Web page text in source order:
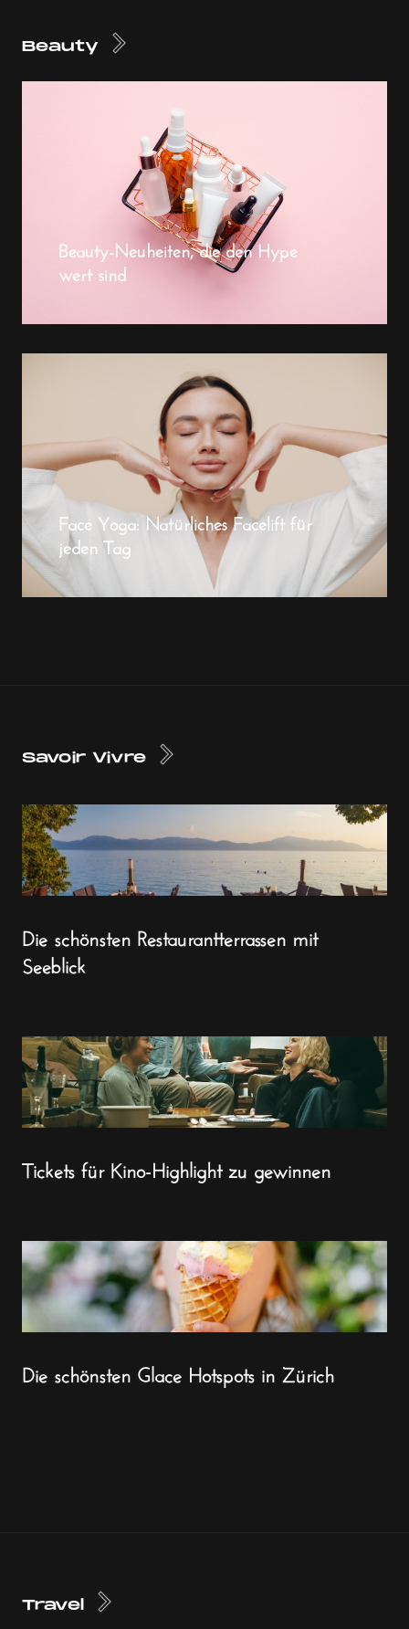
Beauty
Beauty-Neuheiten, die den Hype
wert sind
Face Yoga: Natürliches Facelift für
jeden Tag
Savoir Vivre
Die schönsten Restaurantterrassen mit
Seeblick
Tickets für Kino-Highlight zu gewinnen
Die schönsten Glace Hotspots in Zürich
Travel